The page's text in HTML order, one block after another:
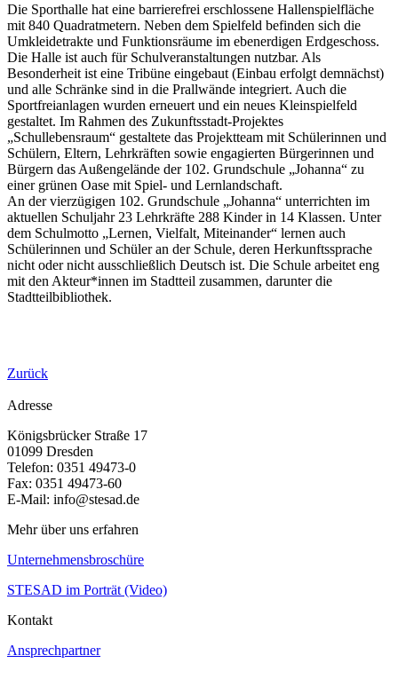
Die Sporthalle hat eine barrierefrei erschlossene Hallenspielfläche
mit 840 Quadratmetern. Neben dem Spielfeld befinden sich die
Umkleidetrakte und Funktionsräume im ebenerdigen Erdgeschoss.
Die Halle ist auch für Schulveranstaltungen nutzbar. Als
Besonderheit ist eine Tribüne eingebaut (Einbau erfolgt demnächst)
und alle Schränke sind in die Prallwände integriert. Auch die
Sportfreianlagen wurden erneuert und ein neues Kleinspielfeld
gestaltet. Im Rahmen des Zukunftsstadt-Projektes
„Schullebensraum“ gestaltete das Projektteam mit Schülerinnen und
Schülern, Eltern, Lehrkräften sowie engagierten Bürgerinnen und
Bürgern das Außengelände der 102. Grundschule „Johanna“ zu
einer grünen Oase mit Spiel- und Lernlandschaft.
An der vierzügigen 102. Grundschule „Johanna“ unterrichten im
aktuellen Schuljahr 23 Lehrkräfte 288 Kinder in 14 Klassen. Unter
dem Schulmotto „Lernen, Vielfalt, Miteinander“ lernen auch
Schülerinnen und Schüler an der Schule, deren Herkunftssprache
nicht oder nicht ausschließlich Deutsch ist. Die Schule arbeitet eng
mit den Akteur*innen im Stadtteil zusammen, darunter die
Stadtteilbibliothek.
Zurück
Adresse
Königsbrücker Straße 17
01099 Dresden
Telefon: 0351 49473-0
Fax: 0351 49473-60
E-Mail: info@stesad.de
Mehr über uns erfahren
Unternehmensbroschüre
STESAD im Porträt (Video)
Kontakt
Ansprechpartner